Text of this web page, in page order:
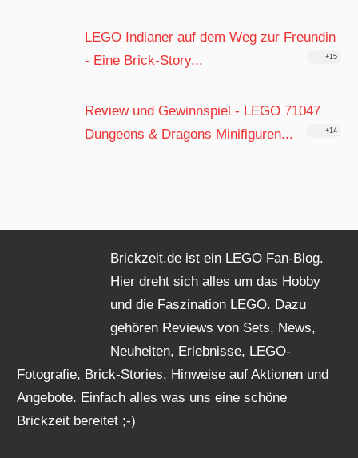
LEGO Indianer auf dem Weg zur Freundin
- Eine Brick-Story...
+15
Review und Gewinnspiel - LEGO 71047
Dungeons & Dragons Minifiguren...
+14
Brickzeit.de ist ein LEGO Fan-Blog.
Hier dreht sich alles um das Hobby
und die Faszination LEGO. Dazu
gehören Reviews von Sets, News,
Neuheiten, Erlebnisse, LEGO-
Fotografie, Brick-Stories, Hinweise auf Aktionen und
Angebote. Einfach alles was uns eine schöne
Brickzeit bereitet ;-)